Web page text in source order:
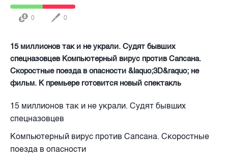
0 0
15 миллионов так и не украли. Судят бывших
спецназовцев Компьютерный вирус против Сапсана.
Скоростные поезда в опасности &laquo;3D&raquo; не
фильм. К премьере готовится новый спектакль
15 миллионов так и не украли. Судят бывших
спецназовцев
Компьютерный вирус против Сапсана. Скоростные
поезда в опасности